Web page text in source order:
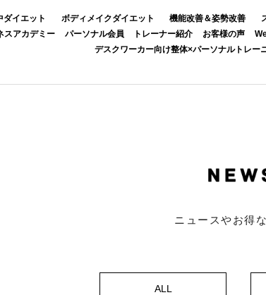
ダイエット ボディメイクダイエット 機能改善＆姿勢改善
スアカデミー
パーソナル会員 トレーナー紹介 お客様の声
デスクワーカー向け整体×パーソナルトレー
ニュースやお得
ALL